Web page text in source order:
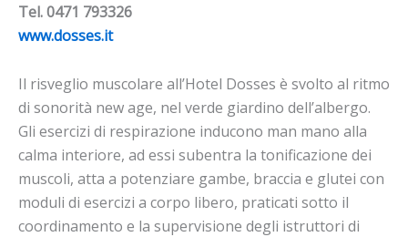
Tel. 0471 793326
www.dosses.it
Il risveglio muscolare all’Hotel Dosses è svolto al ritmo
di sonorità new age, nel verde giardino dell’albergo.
Gli esercizi di respirazione inducono man mano alla
calma interiore, ad essi subentra la tonificazione dei
muscoli, atta a potenziare gambe, braccia e glutei con
moduli di esercizi a corpo libero, praticati sotto il
coordinamento e la supervisione degli istruttori di